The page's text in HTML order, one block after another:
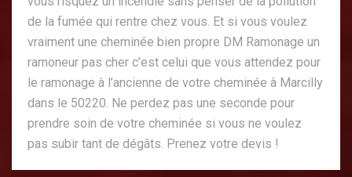
de la fumée qui rentre chez vous. Et si vous voulez
vraiment une cheminée bien propre DM Ramonage un
ramoneur pas cher c’est celui que vous attendez pour
le ramonage à l’ancienne de votre cheminée à Marcilly
dans le 50220. Ne perdez pas une seconde pour
prendre soin de votre cheminée si vous ne voulez
pas subir tant de dégâts. Prenez votre devis !